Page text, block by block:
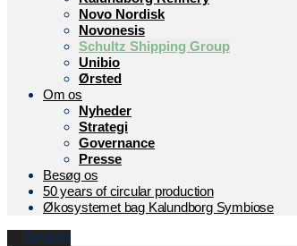
Novo Nordisk
Novonesis
Schultz Shipping Group
Unibio
Ørsted
Om os
Nyheder
Strategi
Governance
Presse
Besøg os
50 years of circular production
Økosystemet bag Kalundborg Symbiose
Search